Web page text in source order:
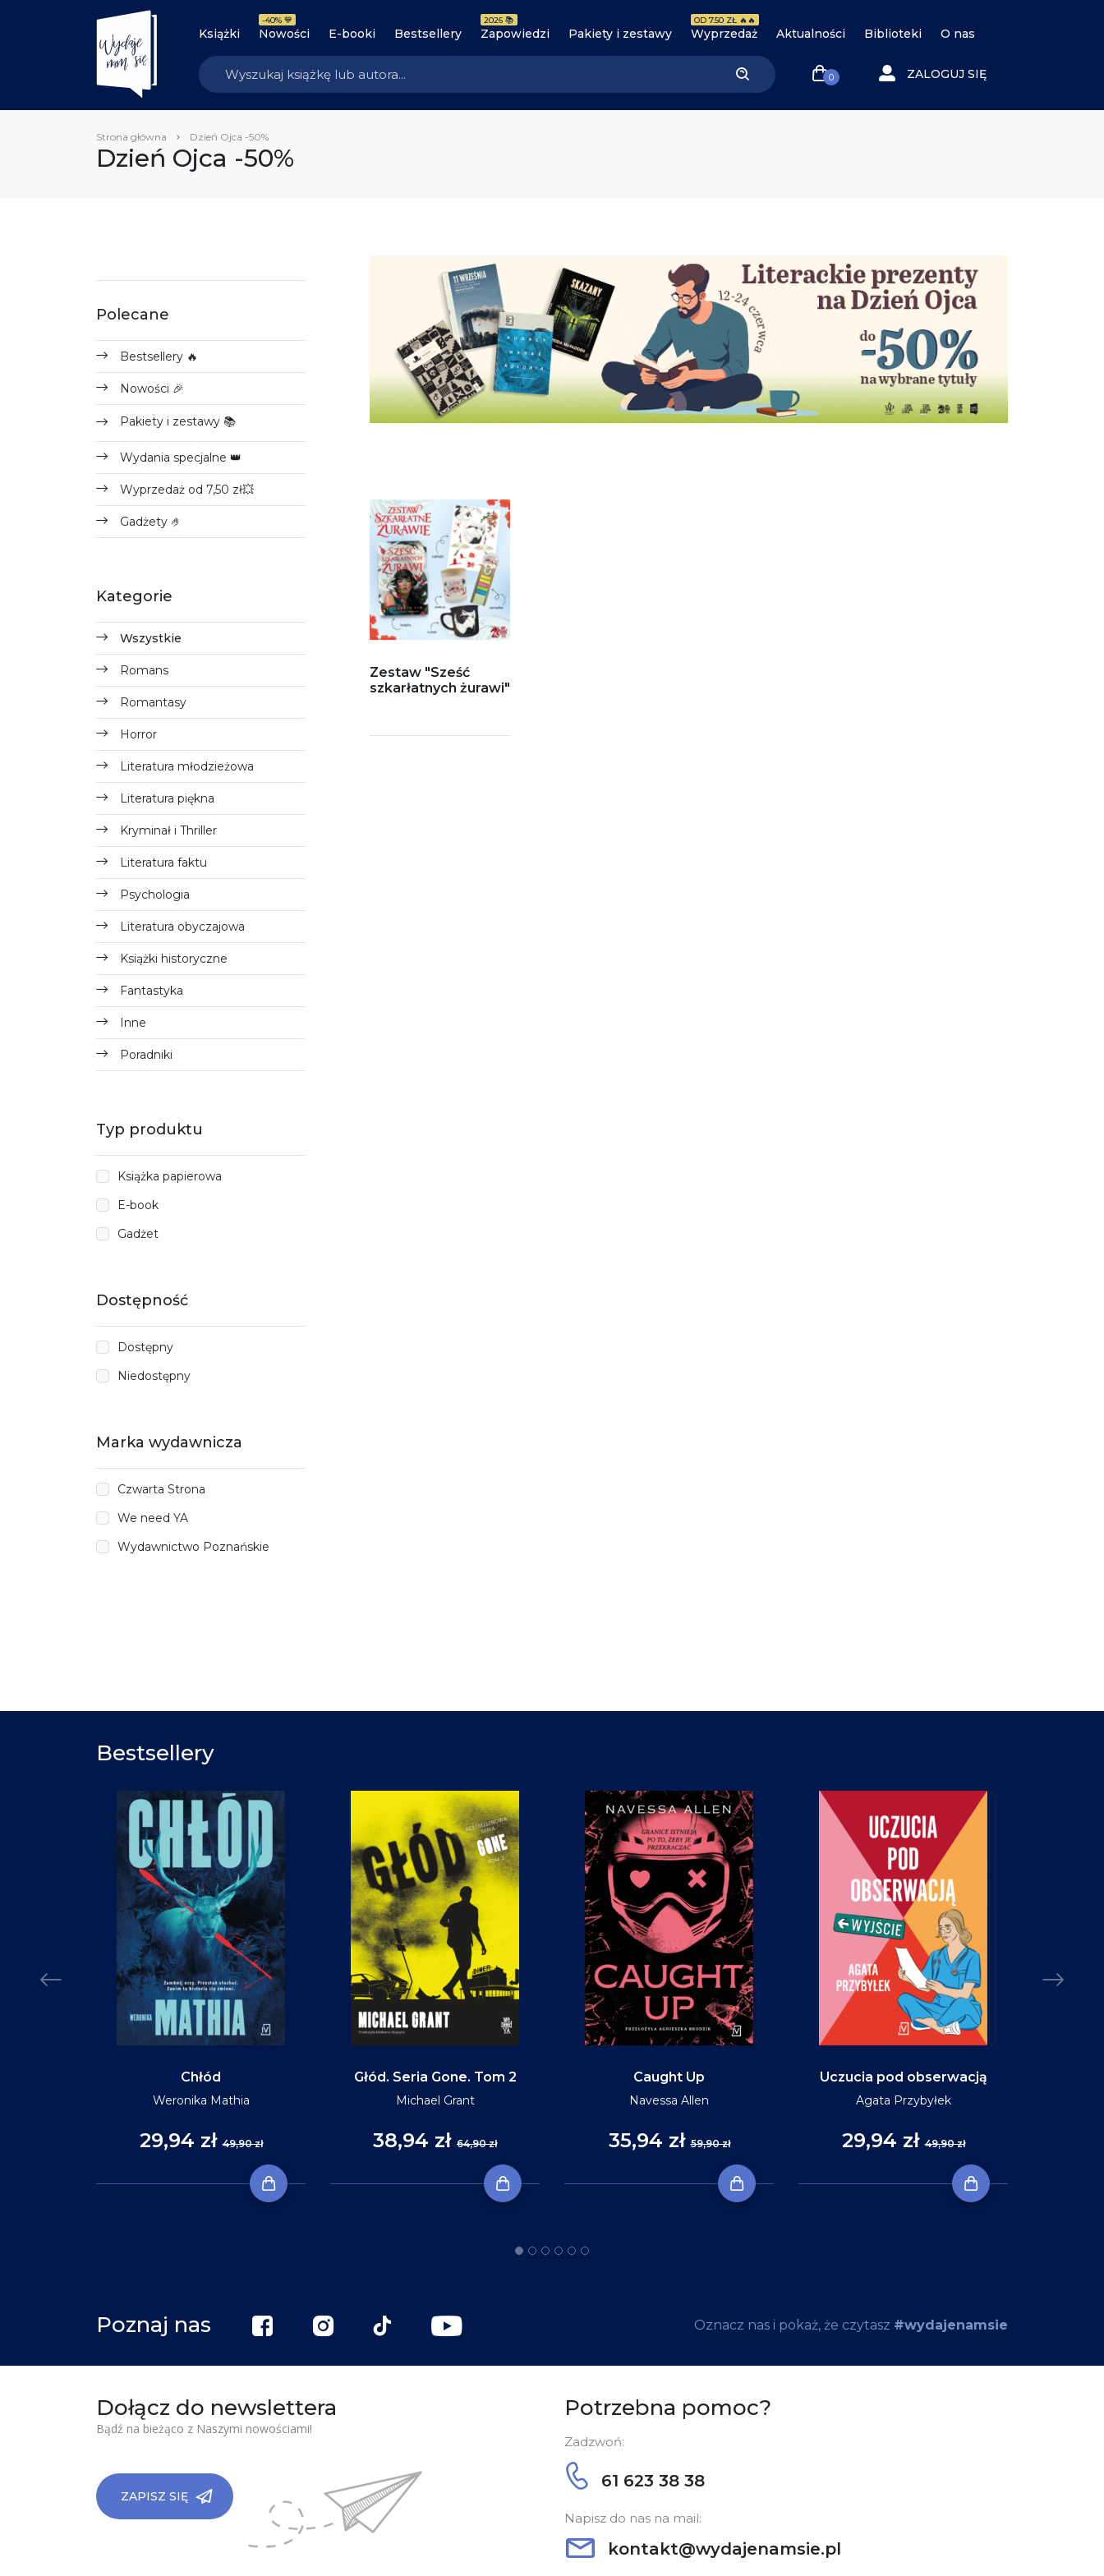
Książki Nowości
-40% 💙
E-booki Bestsellery Zapowiedzi
2026 📚
Pakiety i zestawy Wyprzedaż
OD 7.50 ZŁ 🔥🔥
Aktualności Biblioteki O nas
0 ZALOGUJ SIĘ
Strona główna Dzień Ojca -50%
Dzień Ojca -50%
Polecane
Bestsellery 🔥
Nowości 🎉
Pakiety i zestawy 📚
Wydania specjalne 👑
Wyprzedaż od 7,50 zł💥
Gadżety 🤌
Kategorie
Wszystkie
Romans
Romantasy
Horror
Literatura młodzieżowa
Literatura piękna
Kryminał i Thriller
Literatura faktu
Psychologia
Literatura obyczajowa
Książki historyczne
Fantastyka
Inne
Poradniki
Typ produktu
Książka papierowa
E-book
Gadżet
Dostępność
Dostępny
Niedostępny
Marka wydawnicza
Czwarta Strona
We need YA
Wydawnictwo Poznańskie
Zestaw "Sześć
szkarłatnych żurawi"
Bestsellery
Chłód
Weronika Mathia
29,94 zł49,90 zł
Głód. Seria Gone. Tom 2
Michael Grant
38,94 zł 64,90 zł
Caught Up
Navessa Allen
35,94 zł59,90 zł
Uczucia pod obserwacją
Agata Przybyłek
29,94 zł49,90 zł
Poznaj nas Oznacz nas i pokaż, że czytasz #wydajenamsie
Dołącz do newslettera
Bądź na bieżąco z Naszymi nowościami!
ZAPISZ SIĘ
Potrzebna pomoc?
Zadzwoń:
61 623 38 38
Napisz do nas na mail:
kontakt@wydajenamsie.pl